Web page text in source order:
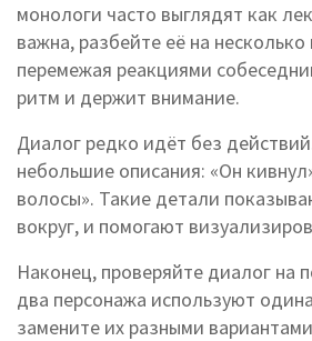
монологи часто выглядят как
важна, разбейте её на
перемежая реакциями
ритм и держит внимание.
Диалог редко идёт без
небольшие описания: «Он
волосы». Такие детали
вокруг, и помогают
Наконец, проверяйте диалог на
два персонажа используют
замените их разными